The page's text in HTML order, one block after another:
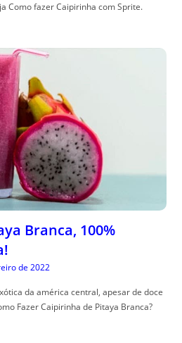
Como fazer Caipirinha com Sprite.
Branca, 100%
de 2022
da américa central, apesar de doce
Fazer Caipirinha de Pitaya Branca?